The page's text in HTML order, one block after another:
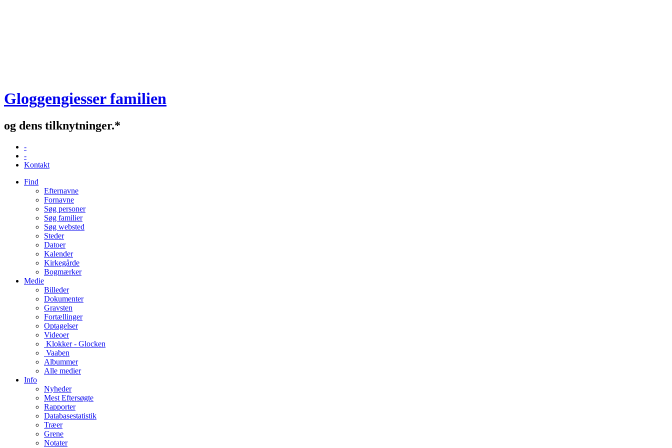
Gloggengiesser familien
og dens tilknytninger.*
-
-
Kontakt
Find
Efternavne
Fornavne
Søg personer
Søg familier
Søg websted
Steder
Datoer
Kalender
Kirkegårde
Bogmærker
Medie
Billeder
Dokumenter
Gravsten
Fortællinger
Optagelser
Videoer
Klokker - Glocken
Vaaben
Albummer
Alle medier
Info
Nyheder
Mest Eftersøgte
Rapporter
Databasestatistik
Træer
Grene
Notater